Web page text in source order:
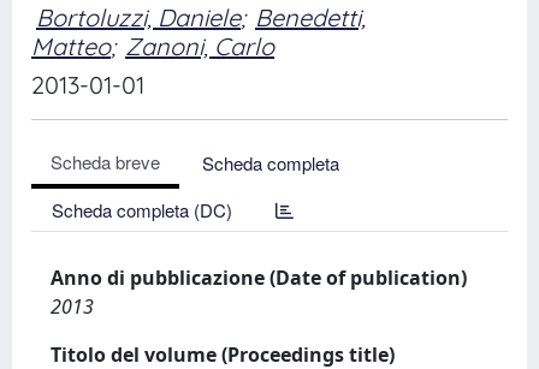
Bortoluzzi, Daniele; Benedetti,
Matteo; Zanoni, Carlo
2013-01-01
Scheda breve
Scheda completa
Scheda completa (DC)
Anno di pubblicazione (Date of publication)
2013
Titolo del volume (Proceedings title)